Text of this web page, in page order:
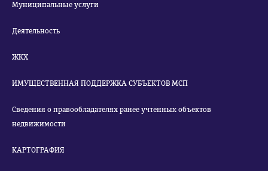
Муниципальные услуги
Деятельность
ЖКХ
ИМУЩЕСТВЕННАЯ ПОДДЕРЖКА СУБЪЕКТОВ МСП
Сведения о правообладателях ранее учтенных объектов
недвижимости
КАРТОГРАФИЯ